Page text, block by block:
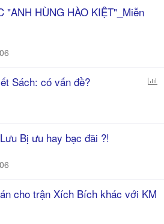
"ANH HÙNG HÀO KIỆT"_Miễn
l
Sách: có vấn đề?
Bị ưu hay bạc đãi ?!
cho trận Xích Bích khác với KM